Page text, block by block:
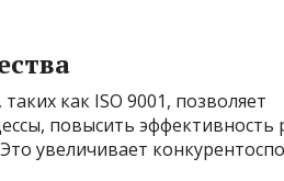
как ISO 9001, позволяет
повысить эффективность
увеличивает